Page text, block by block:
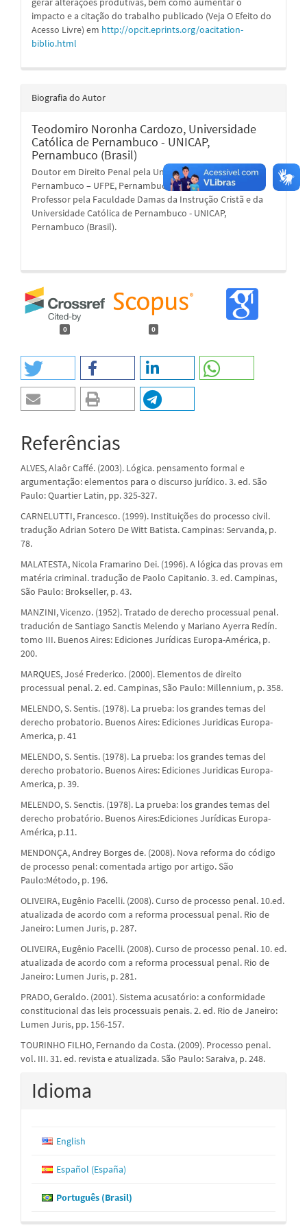
impacto e a citação do trabalho publicado (Veja O Efeito do
Acesso Livre) em http://opcit.eprints.org/oacitation-
biblio.html
Biografia do Autor
Teodomiro Noronha Cardozo, Universidade
Católica de Pernambuco - UNICAP,
Pernambuco (Brasil)
Doutor em Direito Penal pela Universidade Federal de
Pernambuco – UFPE, Pernambuco (Brasil).
Professor pela Faculdade Damas da Instrução Cristã e da
Universidade Católica de Pernambuco - UNICAP,
Pernambuco (Brasil).
0 0
Referências
ALVES, Alaôr Caffé. (2003). Lógica. pensamento formal e
argumentação: elementos para o discurso jurídico. 3. ed. São
Paulo: Quartier Latin, pp. 325-327.
CARNELUTTI, Francesco. (1999). Instituições do processo civil.
tradução Adrian Sotero De Witt Batista. Campinas: Servanda, p.
78.
MALATESTA, Nicola Framarino Dei. (1996). A lógica das provas em
matéria criminal. tradução de Paolo Capitanio. 3. ed. Campinas,
São Paulo: Brokseller, p. 43.
MANZINI, Vicenzo. (1952). Tratado de derecho processual penal.
tradución de Santiago Sanctis Melendo y Mariano Ayerra Redín.
tomo III. Buenos Aires: Ediciones Jurídicas Europa-América, p.
200.
MARQUES, José Frederico. (2000). Elementos de direito
processual penal. 2. ed. Campinas, São Paulo: Millennium, p. 358.
MELENDO, S. Sentis. (1978). La prueba: los grandes temas del
derecho probatorio. Buenos Aires: Ediciones Juridicas Europa-
America, p. 41
MELENDO, S. Sentis. (1978). La prueba: los grandes temas del
derecho probatorio. Buenos Aires: Ediciones Juridicas Europa-
America, p. 39.
MELENDO, S. Senctis. (1978). La prueba: los grandes temas del
derecho probatório. Buenos Aires:Ediciones Jurídicas Europa-
América, p.11.
MENDONÇA, Andrey Borges de. (2008). Nova reforma do código
de processo penal: comentada artigo por artigo. São
Paulo:Método, p. 196.
OLIVEIRA, Eugênio Pacelli. (2008). Curso de processo penal. 10.ed.
atualizada de acordo com a reforma processual penal. Rio de
Janeiro: Lumen Juris, p. 287.
OLIVEIRA, Eugênio Pacelli. (2008). Curso de processo penal. 10. ed.
atualizada de acordo com a reforma processual penal. Rio de
Janeiro: Lumen Juris, p. 281.
PRADO, Geraldo. (2001). Sistema acusatório: a conformidade
constitucional das leis processuais penais. 2. ed. Rio de Janeiro:
Lumen Juris, pp. 156-157.
TOURINHO FILHO, Fernando da Costa. (2009). Processo penal.
vol. III. 31. ed. revista e atualizada. São Paulo: Saraiva, p. 248.
Idioma
English
Español (España)
Português (Brasil)